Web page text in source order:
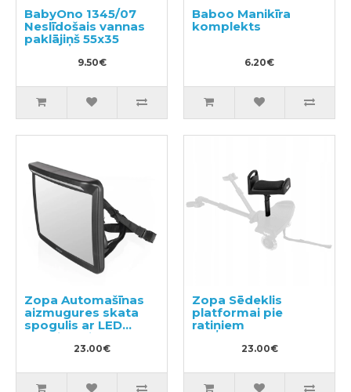
BabyOno 1345/07
Neslīdošais vannas
paklājiņš 55x35
9.50€
Baboo Manikīra
komplekts
6.20€
Zopa Automašīnas
aizmugures skata
spogulis ar LED
apgaismojumu
23.00€
Zopa Sēdeklis
platformai pie
ratiņiem
23.00€